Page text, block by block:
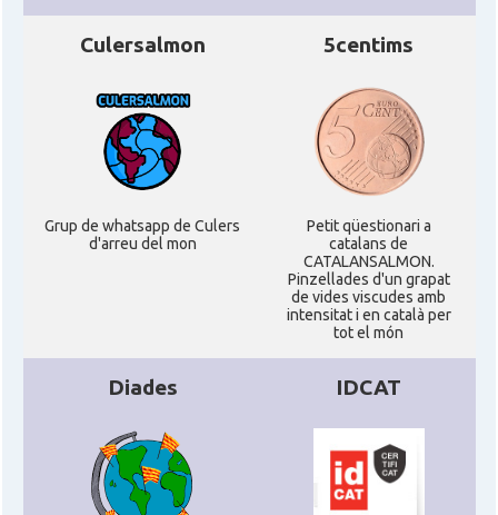
Culersalmon
Grup de whatsapp de Culers
d'arreu del mon
5centims
Petit qüestionari a
catalans de
CATALANSALMON.
Pinzellades d'un grapat
de vides viscudes amb
intensitat i en català per
tot el món
Diades IDCAT